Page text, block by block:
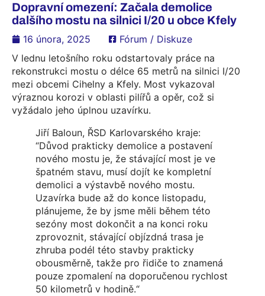
Dopravní omezení: Začala demolice
dalšího mostu na silnici I/20 u obce Kfely
16 února, 2025
Fórum / Diskuze
V lednu letošního roku odstartovaly práce na
rekonstrukci mostu o délce 65 metrů na silnici I/20
mezi obcemi Cihelny a Kfely. Most vykazoval
výraznou korozi v oblasti pilířů a opěr, což si
vyžádalo jeho úplnou uzavírku.
Jiří Baloun, ŘSD Karlovarského kraje:
“Důvod prakticky demolice a postavení
nového mostu je, že stávající most je ve
špatném stavu, musí dojít ke kompletní
demolici a výstavbě nového mostu.
Uzavírka bude až do konce listopadu,
plánujeme, že by jsme měli během této
sezóny most dokončit a na konci roku
zprovoznit, stávající objízdná trasa je
zhruba podél této stavby prakticky
obousměrně, takže pro řidiče to znamená
pouze zpomalení na doporučenou rychlost
50 kilometrů v hodině.“